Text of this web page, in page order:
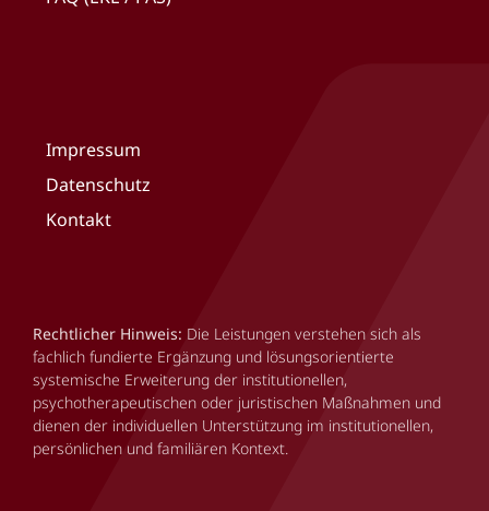
Impressum
Datenschutz
Kontakt
Rechtlicher Hinweis: Die Leistungen verstehen sich als
fachlich fundierte Ergänzung und lösungsorientierte
systemische Erweiterung der institutionellen,
psychotherapeutischen oder juristischen Maßnahmen und
dienen der individuellen Unterstützung im institutionellen,
persönlichen und familiären Kontext.